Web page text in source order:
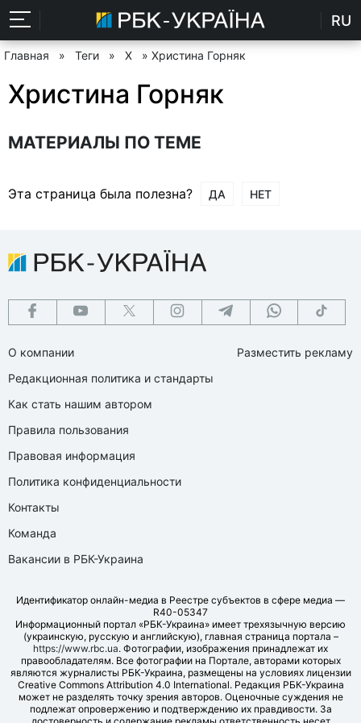
RU
Главная » Теги » Х » Христина Горняк
Христина Горняк
МАТЕРИАЛЫ ПО ТЕМЕ
Эта страница была полезна? ДА НЕТ
О компании
Редакционная политика и стандарты
Как стать нашим автором
Правила пользования
Правовая информация
Политика конфиденциальности
Контакты
Команда
Вакансии в РБК-Украина
Разместить рекламу
Идентификатор онлайн-медиа в Реестре субъектов в сфере медиа —
R40-05347
Информационный портал «РБК-Украина» имеет трехязычную версию
(украинскую, русскую и английскую), главная страница портала –
https://www.rbc.ua. Фотографии, изображения принадлежат их
правообладателям. Все фотографии на Портале, авторами которых
являются журналисты РБК-Украина, размещены на условиях лицензии
Creative Commons Attribution 4.0 International. Редакция РБК-Украина
может не разделять точку зрения авторов. Оценочные суждения не
подлежат опровержению и подтверждению их правдивости. За